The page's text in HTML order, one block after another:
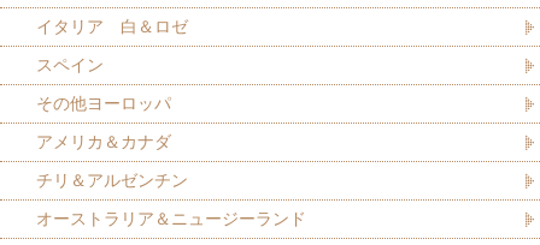
イタリア 白＆ロゼ
スペイン
その他ヨーロッパ
アメリカ＆カナダ
チリ＆アルゼンチン
オーストラリア＆ニュージーランド